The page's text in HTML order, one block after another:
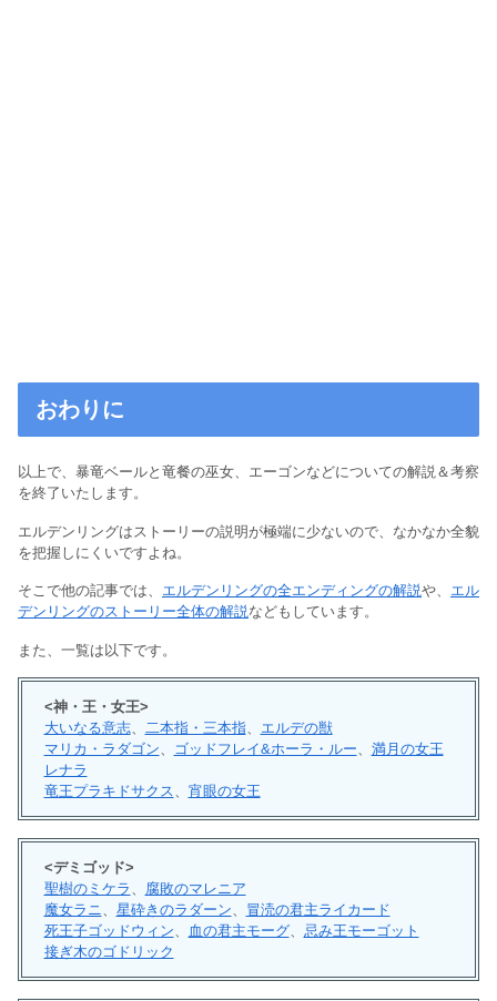
おわりに
以上で、暴竜ベールと竜餐の巫女、エーゴンなどについての解説＆考察
を終了いたします。
エルデンリングはストーリーの説明が極端に少ないので、なかなか全貌
を把握しにくいですよね。
そこで他の記事では、 エルデンリングの全エンディングの解説や、 エル
デンリングのストーリー全体の解説などもしています。
また、一覧は以下です。
<神・王・女王>
大いなる意志、 二本指・三本指、 エルデの獣
マリカ・ラダゴン、 ゴッドフレイ&ホーラ・ルー、 満月の女王
レナラ
竜王プラキドサクス、 宵眼の女王
<デミゴッド>
聖樹のミケラ
腐敗のマレニア
魔女ラニ
星砕きのラダーン
冒涜の君主ライカード
死王子ゴッドウィン
血の君主モーグ、 忌み王モーゴット
接ぎ木のゴドリック